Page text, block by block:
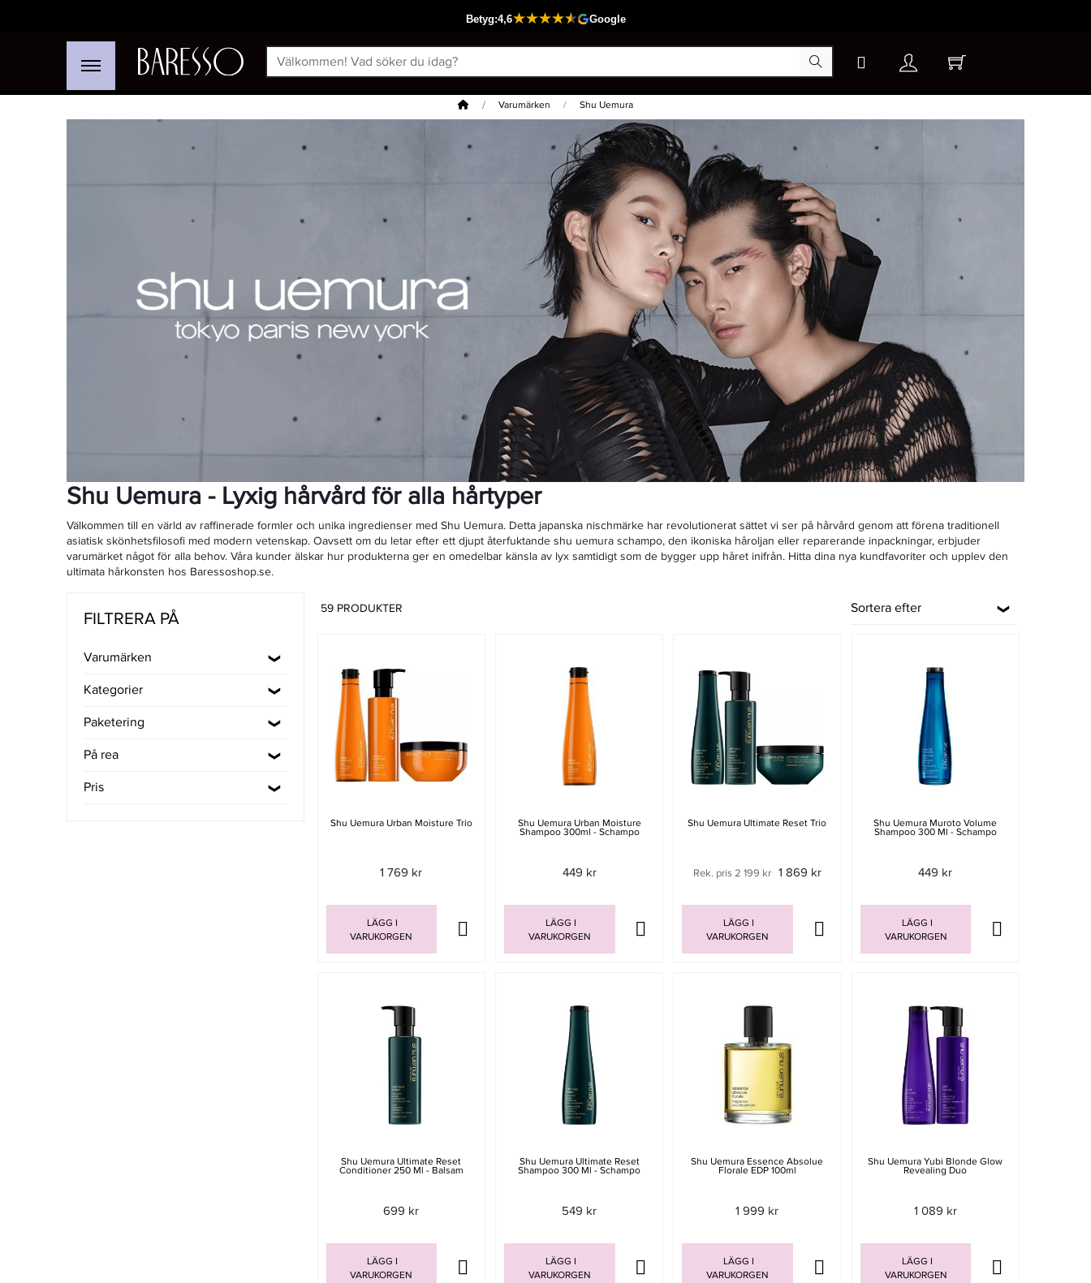
Hem Varumärken Shu Uemura
Shu Uemura - Lyxig hårvård för alla hårtyper
Välkommen till en värld av raffinerade formler och unika ingredienser med Shu Uemura. Detta japanska nischmärke har revolutionerat sättet vi ser på hårvård genom att förena traditionell
asiatisk skönhetsfilosofi med modern vetenskap. Oavsett om du letar efter ett djupt återfuktande shu uemura schampo, den ikoniska håroljan eller reparerande inpackningar, erbjuder
varumärket något för alla behov. Våra kunder älskar hur produkterna ger en omedelbar känsla av lyx samtidigt som de bygger upp håret inifrån. Hitta dina nya kundfavoriter och upplev den
ultimata hårkonsten hos Baressoshop.se.
FILTRERA PÅ
Varumärken
Kategorier
Paketering
På rea
Pris
59 PRODUKTER Sortera efter
Shu Uemura Urban Moisture Trio
1 769 kr
LÄGG I
VARUKORGEN
Shu Uemura Urban Moisture
Shampoo 300ml - Schampo
449 kr
LÄGG I
VARUKORGEN
Shu Uemura Ultimate Reset Trio
Rek. pris 2 199 kr 1 869 kr
LÄGG I
VARUKORGEN
Shu Uemura Muroto Volume
Shampoo 300 Ml - Schampo
449 kr
LÄGG I
VARUKORGEN
Shu Uemura Ultimate Reset
Conditioner 250 Ml - Balsam
699 kr
LÄGG I
VARUKORGEN
Shu Uemura Ultimate Reset
Shampoo 300 Ml - Schampo
549 kr
LÄGG I
VARUKORGEN
Shu Uemura Essence Absolue
Florale EDP 100ml
1 999 kr
LÄGG I
VARUKORGEN
Shu Uemura Yubi Blonde Glow
Revealing Duo
1 089 kr
LÄGG I
VARUKORGEN